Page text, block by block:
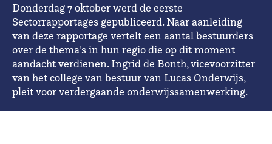
Donderdag 7 oktober werd de eerste
Sectorrapportages gepubliceerd. Naar aanleiding
van deze rapportage vertelt een aantal bestuurders
over de thema's in hun regio die op dit moment
aandacht verdienen. Ingrid de Bonth, vicevoorzitter
van het college van bestuur van Lucas Onderwijs,
pleit voor verdergaande onderwijssamenwerking.